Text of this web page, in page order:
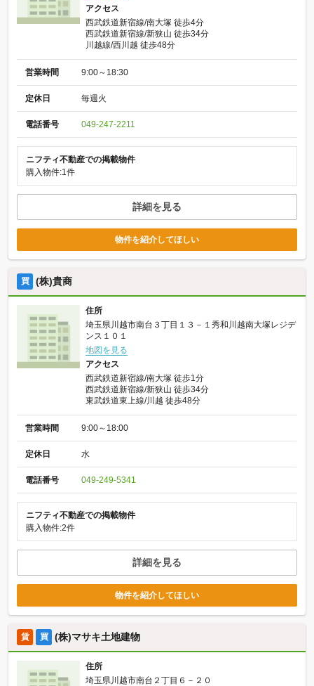
アクセス
西武鉄道新宿線/南大塚 徒歩4分
西武鉄道新宿線/新狭山 徒歩34分
川越線/西川越 徒歩48分
営業時間 9:00～18:30
定休日 毎週火
電話番号 049-247-2211
ニフティ不動産での掲載物件
購入物件:1件
詳細を見る
物件を紹介してほしい
買 (株)貴商
住所
埼玉県川越市南台３丁目１３－１秀和川越南大塚レジデ
ンス１０１
地図を見る
アクセス
西武鉄道新宿線/南大塚 徒歩1分
西武鉄道新宿線/新狭山 徒歩34分
東武鉄道東上線/川越 徒歩48分
営業時間 9:00～18:00
定休日 水
電話番号 049-249-5341
ニフティ不動産での掲載物件
購入物件:2件
詳細を見る
物件を紹介してほしい
賃 買 (株)マサキ土地建物
住所
埼玉県川越市南台２丁目６－２０